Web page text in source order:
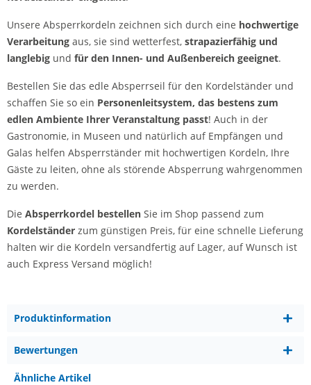
Unsere Absperrkordeln zeichnen sich durch eine hochwertige
Verarbeitung aus, sie sind wetterfest, strapazierfähig und
langlebig und für den Innen- und Außenbereich geeignet.
Bestellen Sie das edle Absperrseil für den Kordelständer und
schaffen Sie so ein Personenleitsystem, das bestens zum
edlen Ambiente Ihrer Veranstaltung passt! Auch in der
Gastronomie, in Museen und natürlich auf Empfängen und
Galas helfen Absperrständer mit hochwertigen Kordeln, Ihre
Gäste zu leiten, ohne als störende Absperrung wahrgenommen
zu werden.
Die Absperrkordel bestellen Sie im Shop passend zum
Kordelständer zum günstigen Preis, für eine schnelle Lieferung
halten wir die Kordeln versandfertig auf Lager, auf Wunsch ist
auch Express Versand möglich!
Produktinformation
Bewertungen
Ähnliche Artikel